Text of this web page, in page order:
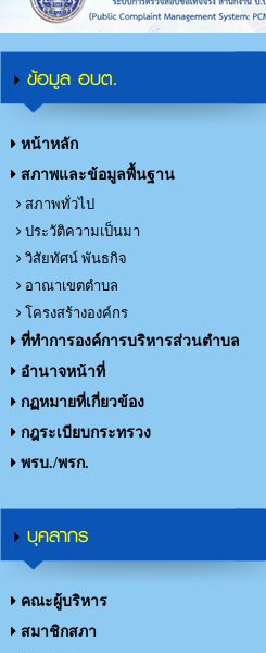
ข้อมูล อบต.
หน้าหลัก
สภาพและข้อมูลพื้นฐาน
สภาพทั่วไป
ประวัติความเป็นมา
วิสัยทัศน์ พันธกิจ
อาณาเขตตำบล
โครงสร้างองค์กร
ที่ทำการองค์การบริหารส่วนตำบล
อำนาจหน้าที่
กฏหมายที่เกี่ยวข้อง
กฎระเบียบกระทรวง
พรบ./พรก.
บุคลากร
คณะผู้บริหาร
สมาชิกสภา